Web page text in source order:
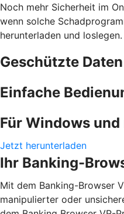
Noch mehr Sicherheit im
wenn solche
herunterladen und loslegen.
Geschützte Daten
Einfache
Für Windows und
Jetzt herunterladen
Ihr Banking-
Mit dem Banking-Browser
manipulierter oder